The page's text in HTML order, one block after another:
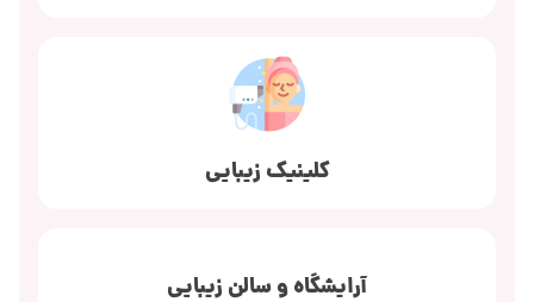
کلینیک زیبایی
آرایشگاه و سالن زیبایی